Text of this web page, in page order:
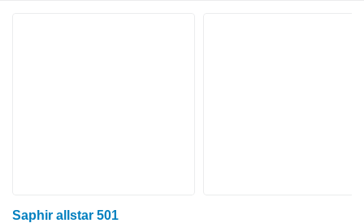
Saphir allstar 501